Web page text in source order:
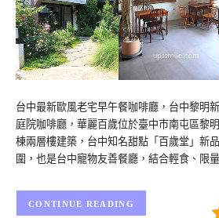
台中最新歐風老宅早午餐咖啡廳，台中黎明
庭院咖啡廳，華麗百歲位於臺中市南屯區黎
棟兩層樓建築，台中知名甜點「百歲堂」新
圍，也是台中寵物友善餐廳，結合輕食、限
CONTINUE READING